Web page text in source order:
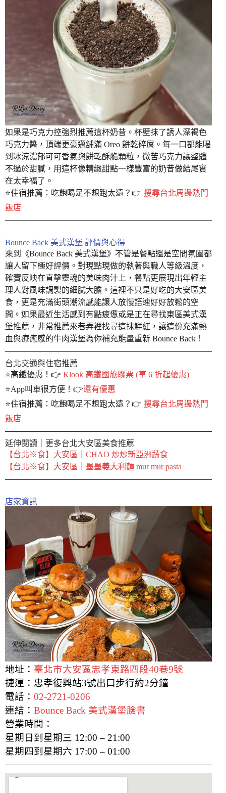
如果是巧克力控強烈推薦這杯奶昔。杯壁抹了誘人深褐色
巧克力醬，頂端更豪邁舖滿 Oreo 餅乾碎屑。每一口都能喝
到冰涼濃郁可可香氣與餅乾酥脆顆粒，微苦巧克力讓整體
不過於甜膩，用這杯像精緻甜點一樣豐富的奶昔做結尾實
在太幸福了。
⭐️住宿推薦：吃飽喝足不想跑太遠？👉 搜尋台北周邊熱門
飯店
Bounce Back 美式漢堡 評價與心得
來到《Bounce Back 美式漢堡》不管是餐點還是空間氛圍都
讓人留下極好評價。對現點現做的執著與職人等級溫度，
確實反映在直擊靈魂的美味肉汁上，餐點更展現出年輕主
理人對風味調製的細膩大膽。這裡不只是好吃的大安區美
食，更是充滿街頭潮流感能讓人放慢語速好好放鬆的空
間。如果最近生活感到有點疲憊或是正在尋找東區美式漢
堡推薦，非常推薦來巷弄裡找尋這抹鮮紅，讓這份充滿熱
血與療癒感的牛肉漢堡為你補充能量重新 Bounce Back！
台北交通與住宿推薦
⭐️高鐵優惠！👉 Klook 高鐵國旅聯票 (享 6 折起優惠)
⭐️App叫車很方便！👉還有優惠
⭐️住宿推薦：吃飽喝足不想跑太遠？👉 搜尋台北周邊熱門
飯店
延伸閱讀｜更多台北大安區美食推薦
【台北※食】大安區｜CHAO 炒炒新亞洲蔬食
【台北※食】大安區｜墨墨義大利麵 mur mur pasta
店家資訊
地址： 臺北市大安區忠孝東路四段40巷9號
捷運：忠孝復興站3號出口步行約2分鐘
電話： 02-2721-0206
連結： Bounce Back 美式漢堡臉書
營業時間：
星期日到星期三 12:00 – 21:00
星期四到星期六 17:00 – 01:00